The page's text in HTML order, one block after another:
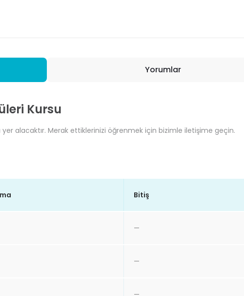
Yorumlar
Kursu
yer alacaktır. Merak ettiklerinizi öğrenmek için bizimle iletişime geçin.
Bitiş
—
—